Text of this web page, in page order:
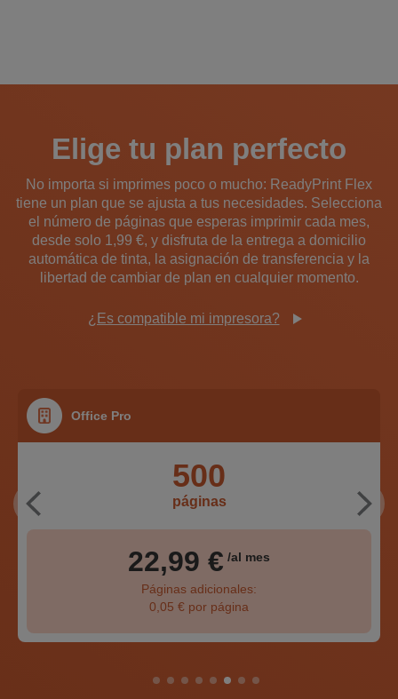
Elige tu plan perfecto
No importa si imprimes poco o mucho: ReadyPrint Flex
tiene un plan que se ajusta a tus necesidades. Selecciona
el número de páginas que esperas imprimir cada mes,
desde solo 1,99 €, y disfruta de la entrega a domicilio
automática de tinta, la asignación de transferencia y la
libertad de cambiar de plan en cualquier momento.
¿Es compatible mi impresora?
Office Pro
500
páginas
22,99 € /al mes
Páginas adicionales:
0,05 € por página